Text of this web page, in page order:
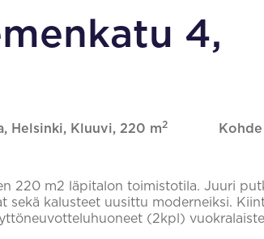
4,
Helsinki, Kluuvi, 220 m2 Kohde
220 m2 läpitalon toimistotila. Juuri
sekä kalusteet uusittu moderneiksi.
(2kpl)